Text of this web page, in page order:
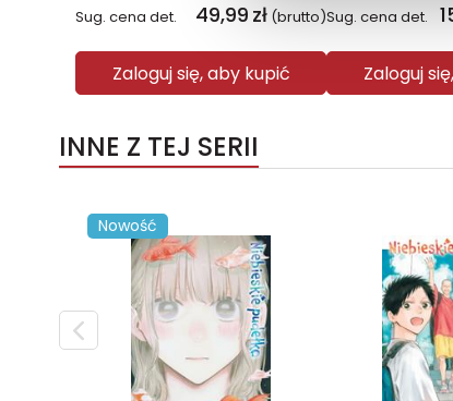
Sug. cena det. 49,99 zł (brutto)
Zaloguj się, aby kupić
Sug. cena det.
Zaloguj
INNE Z TEJ SERII
Nowość